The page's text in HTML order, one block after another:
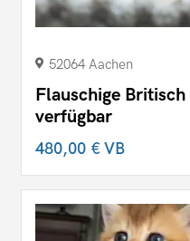
52064 Aachen
Flauschige
verfügbar
480,00 €VB